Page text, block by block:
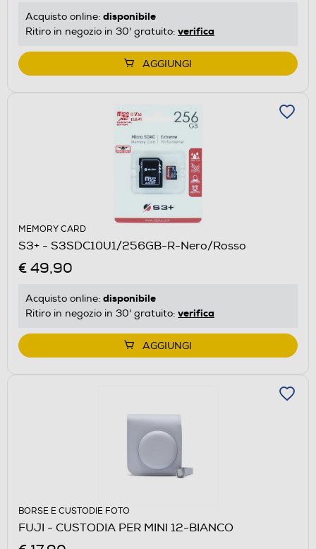
Acquisto online: disponibile
Ritiro in negozio in 30' gratuito: verifica
AGGIUNGI
MEMORY CARD
S3+ - S3SDC10U1/256GB-R-Nero/Rosso
€ 49,90
Acquisto online: disponibile
Ritiro in negozio in 30' gratuito: verifica
AGGIUNGI
BORSE E CUSTODIE FOTO
FUJI - CUSTODIA PER MINI 12-BIANCO